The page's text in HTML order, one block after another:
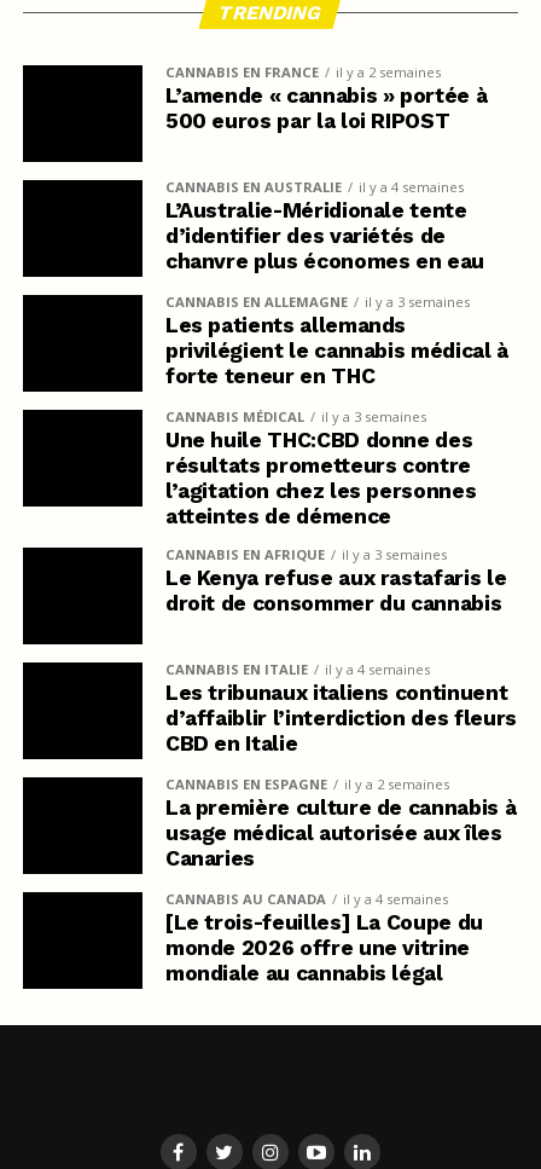
TRENDING
CANNABIS EN FRANCE il y a 2 semaines
L’amende « cannabis » portée à
500 euros par la loi RIPOST
CANNABIS EN AUSTRALIE il y a 4 semaines
L’Australie-Méridionale tente
d’identifier des variétés de
chanvre plus économes en eau
CANNABIS EN ALLEMAGNE il y a 3 semaines
Les patients allemands
privilégient le cannabis médical à
forte teneur en THC
CANNABIS MÉDICAL il y a 3 semaines
Une huile THC:CBD donne des
résultats prometteurs contre
l’agitation chez les personnes
atteintes de démence
CANNABIS EN AFRIQUE il y a 3 semaines
Le Kenya refuse aux rastafaris le
droit de consommer du cannabis
CANNABIS EN ITALIE il y a 4 semaines
Les tribunaux italiens continuent
d’affaiblir l’interdiction des fleurs
CBD en Italie
CANNABIS EN ESPAGNE il y a 2 semaines
La première culture de cannabis à
usage médical autorisée aux îles
Canaries
CANNABIS AU CANADA il y a 4 semaines
[Le trois-feuilles] La Coupe du
monde 2026 offre une vitrine
mondiale au cannabis légal